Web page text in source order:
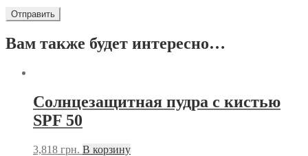
Вам также будет интересно…
Солнцезащитная пудра с кистью
SPF 50
3,818 грн. В корзину